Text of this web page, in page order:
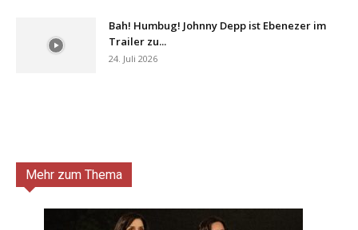
Bah! Humbug! Johnny Depp ist Ebenezer im
Trailer zu...
24. Juli 2026
Mehr zum Thema